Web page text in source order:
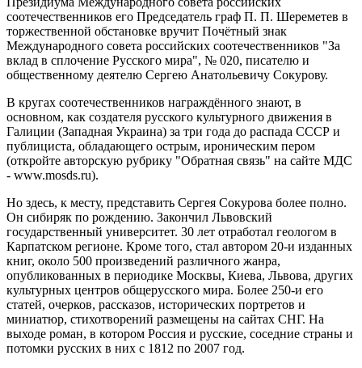
соотечественников его Председатель граф П. П. Шереметев в
торжественной обстановке вручит Почётный знак
Международного совета российских соотечественников "За
вклад в сплочение Русского мира", № 020, писателю и
общественному деятелю Сергею Анатольевичу Сокурову.
В кругах соотечественников награждённого знают, в
основном, как создателя русского культурного движения в
Галиции (Западная Украина) за три года до распада СССР и
публициста, обладающего острым, ироническим пером
(откройте авторскую рубрику "Обратная связь" на сайте МДС
- www.mosds.ru).
Но здесь, к месту, представить Сергея Сокурова более полно.
Он сибиряк по рождению. Закончил Львовский
государственный университет. 30 лет отработал геологом в
Карпатском регионе. Кроме того, стал автором 20-и изданных
книг, около 500 произведений различного жанра,
опубликованных в периодике Москвы, Киева, Львова, других
культурных центров общерусского мира. Более 250-и его
статей, очерков, рассказов, исторических портретов и
миниатюр, стихотворений размещены на сайтах СНГ. На
выходе роман, в котором Россия и русские, соседние страны и
потомки русских в них с 1812 по 2007 год.